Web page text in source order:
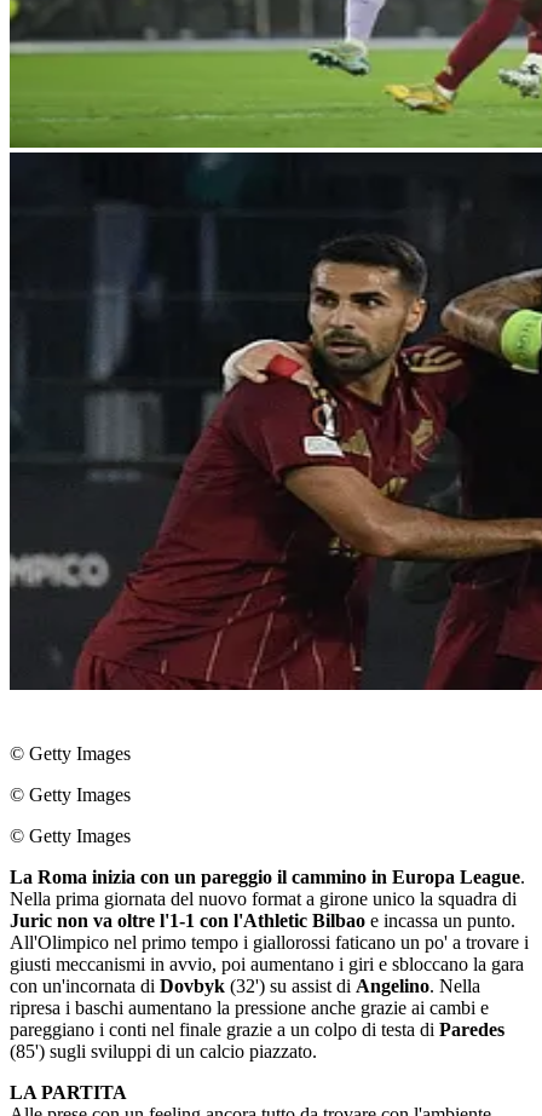
© Getty Images
© Getty Images
© Getty Images
La Roma inizia con un pareggio il cammino in Europa League.
Nella prima giornata del nuovo format a girone unico la squadra di
Juric non va oltre l'1-1 con l'Athletic Bilbao e incassa un punto.
All'Olimpico nel primo tempo i giallorossi faticano un po' a trovare i
giusti meccanismi in avvio, poi aumentano i giri e sbloccano la gara
con un'incornata di Dovbyk (32') su assist di Angelino. Nella
ripresa i baschi aumentano la pressione anche grazie ai cambi e
pareggiano i conti nel finale grazie a un colpo di testa di Paredes
(85') sugli sviluppi di un calcio piazzato.
LA PARTITA